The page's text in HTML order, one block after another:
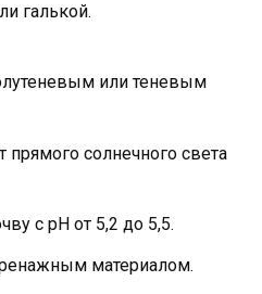
галькой.
или теневым
прямого солнечного света
с pH от 5,2 до 5,5.
материалом.